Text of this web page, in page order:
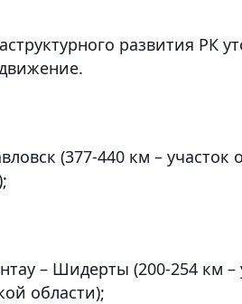
развития РК
(377-440 км –
– Шидерты (200-254 км –
области);